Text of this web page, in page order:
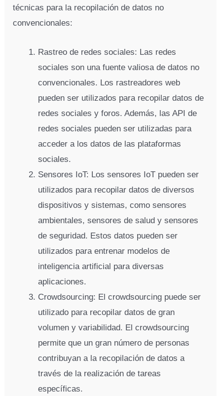
técnicas para la recopilación de datos no
convencionales:
Rastreo de redes sociales: Las redes
sociales son una fuente valiosa de datos no
convencionales. Los rastreadores web
pueden ser utilizados para recopilar datos de
redes sociales y foros. Además, las API de
redes sociales pueden ser utilizadas para
acceder a los datos de las plataformas
sociales.
Sensores IoT: Los sensores IoT pueden ser
utilizados para recopilar datos de diversos
dispositivos y sistemas, como sensores
ambientales, sensores de salud y sensores
de seguridad. Estos datos pueden ser
utilizados para entrenar modelos de
inteligencia artificial para diversas
aplicaciones.
Crowdsourcing: El crowdsourcing puede ser
utilizado para recopilar datos de gran
volumen y variabilidad. El crowdsourcing
permite que un gran número de personas
contribuyan a la recopilación de datos a
través de la realización de tareas
específicas.